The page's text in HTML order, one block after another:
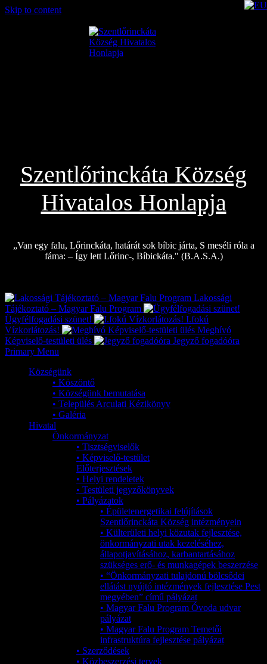
Skip to content
Szentlőrinckáta Község
Hivatalos Honlapja
„Van egy falu, Lőrinckáta, határát sok bíbic járta, S meséli róla a
fáma: – Így lett Lőrinc-, Bíbickáta." (B.A.S.A.)
Lakossági
Tájékoztató – Magyar Falu Program
Ügyfélfogadási szünet!
I.fokú
Vízkorlátozás!
Meghívó
Képviselő-testületi ülés
Jegyző fogadóóra
Primary Menu
Községünk
• Köszöntő
• Községünk bemutatása
• Település Arculati Kézikönyv
• Galéria
Hivatal
Önkormányzat
• Tisztségviselők
• Képviselő-testület
Előterjesztések
• Helyi rendeletek
• Testületi jegyzőkönyvek
• Pályázatok
• Épületenergetikai felújítások
Szentlőrinckáta Község intézményein
• Külterületi helyi közutak fejlesztése,
önkormányzati utak kezeléséhez,
állapotjavításához, karbantartásához
szükséges erő- és munkagépek beszerzése
• “Önkormányzati tulajdonú bölcsődei
ellátást nyújtó intézmények fejlesztése Pest
megyében” című pályázat
• Magyar Falu Program Óvoda udvar
pályázat
• Magyar Falu Program Temetői
infrastruktúra fejlesztése pályázat
• Szerződések
• Közbeszerzési tervek